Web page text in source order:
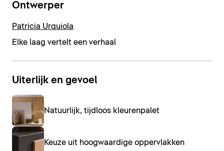
Ontwerper
Patricia Urquiola
Elke laag vertelt een verhaal
Uiterlijk en gevoel
Natuurlijk, tijdloos kleurenpalet
Keuze uit hoogwaardige oppervlakken